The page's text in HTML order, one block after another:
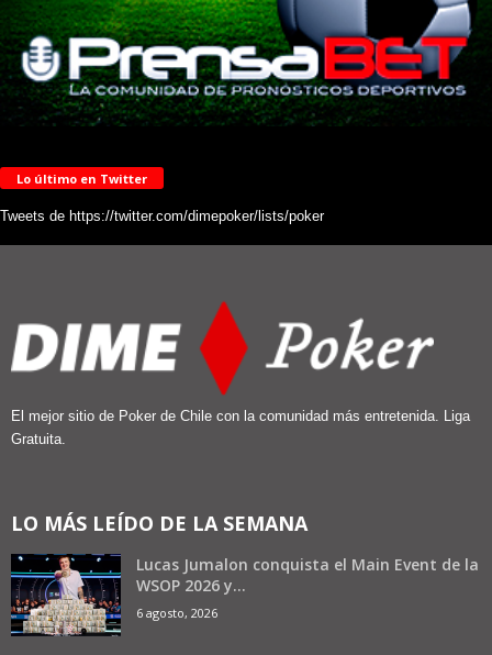
Lo último en Twitter
Tweets de https://twitter.com/dimepoker/lists/poker
El mejor sitio de Poker de Chile con la comunidad más entretenida. Liga
Gratuita.
LO MÁS LEÍDO DE LA SEMANA
Lucas Jumalon conquista el Main Event de la
WSOP 2026 y...
6 agosto, 2026